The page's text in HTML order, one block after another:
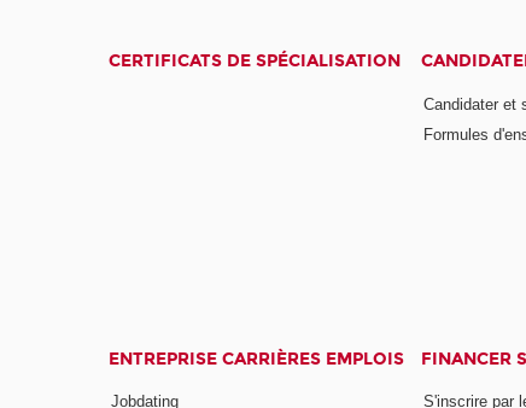
CERTIFICATS DE SPÉCIALISATION
Candidater et
Formules
ENTREPRISE CARRIÈRES EMPLOIS
Jobdating
FINANCER
S'inscrire par